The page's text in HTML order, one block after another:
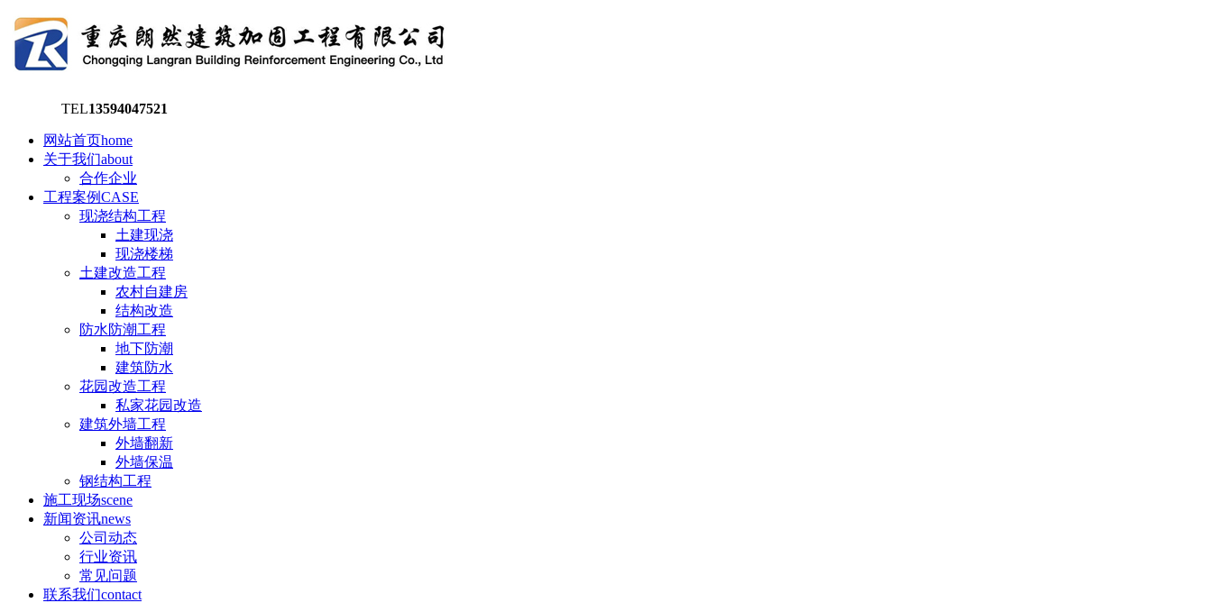
TEL13594047521
网站首页home
关于我们about
合作企业
工程案例CASE
现浇结构工程
土建现浇
现浇楼梯
土建改造工程
农村自建房
结构改造
防水防潮工程
地下防潮
建筑防水
花园改造工程
私家花园改造
建筑外墙工程
外墙翻新
外墙保温
钢结构工程
施工现场scene
新闻资讯news
公司动态
行业资讯
常见问题
联系我们contact